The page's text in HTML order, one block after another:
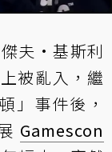
夫·基斯利
被亂入，繼
」事件後，
Gamescon